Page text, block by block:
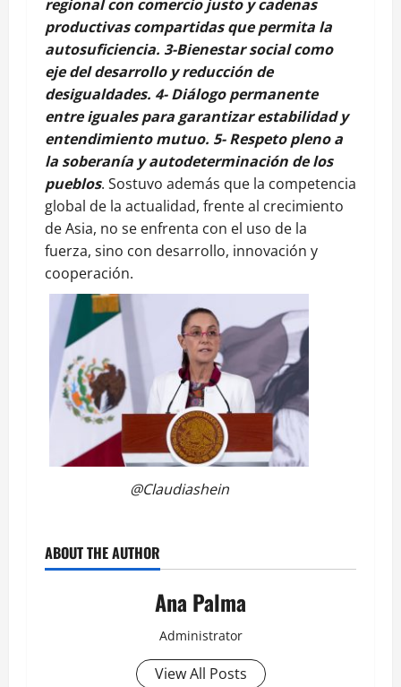
regional con comercio justo y cadenas
productivas compartidas que permita la
autosuficiencia. 3-Bienestar social como
eje del desarrollo y reducción de
desigualdades. 4- Diálogo permanente
entre iguales para garantizar estabilidad y
entendimiento mutuo. 5- Respeto pleno a
la soberanía y autodeterminación de los
pueblos. Sostuvo además que la competencia
global de la actualidad, frente al crecimiento
de Asia, no se enfrenta con el uso de la
fuerza, sino con desarrollo, innovación y
cooperación.
@Claudiashein
ABOUT THE AUTHOR
Ana Palma
Administrator
View All Posts